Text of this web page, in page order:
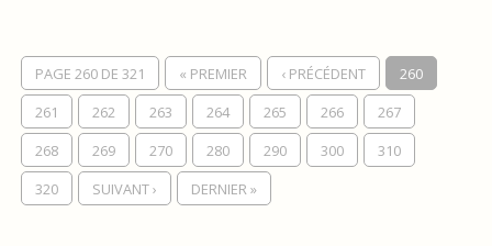
PAGE 260 DE 321 « PREMIER ‹ PRÉCÉDENT
260
261
262 263 264 265 266
267
268
269 270 280 290 300
310
320
SUIVANT › DERNIER »